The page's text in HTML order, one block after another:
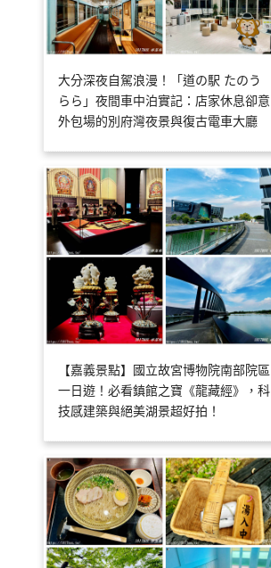
大分深夜自駕浪漫！「道の駅 たのう
らら」夜間車中泊實記：店家休息卻意
外包場的別府灣夜景與復古電車大廳
【嘉義景點】國立故宮博物院南部院區
一日遊！必看鎮館之寶《龍藏經》，科
技感建築與絕美湖景超好拍！